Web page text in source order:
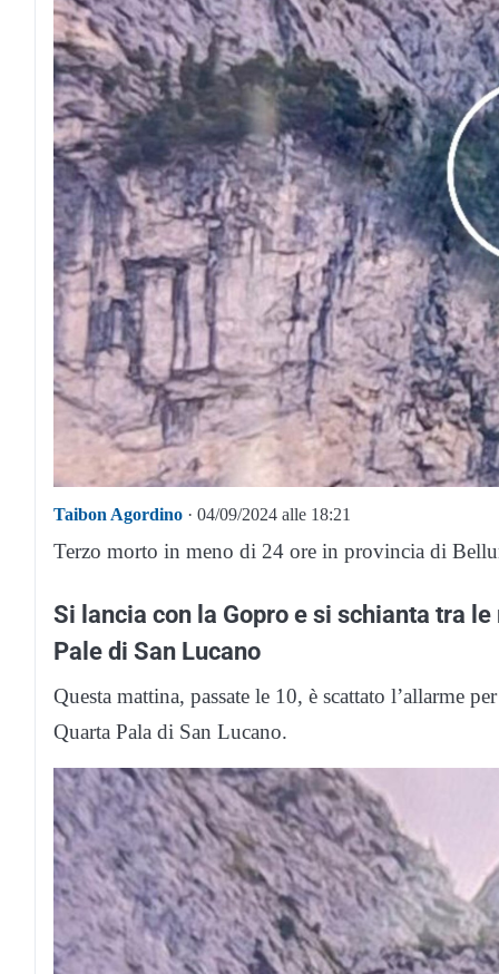
Taibon Agordino · 04/09/2024 alle 18:21
Terzo morto in meno di 24 ore in provincia di
Si lancia con la Gopro e si schianta tra
Pale di San Lucano
Questa mattina, passate le 10, è scattato l’allarme
Quarta Pala di San Lucano.